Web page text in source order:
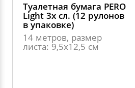
Туалетная бумага PERO
Light 3х сл. (12 рулонов
в упаковке)
14 метров, размер
листа: 9,5х12,5 см